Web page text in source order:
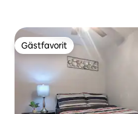
Gästfavorit
Gästfavorit